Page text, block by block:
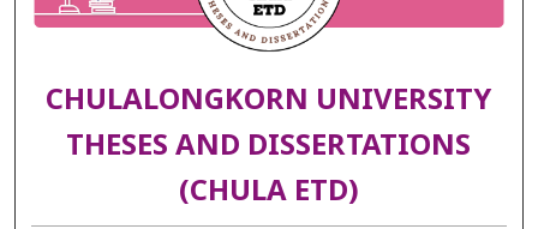
CHULALONGKORN UNIVERSITY
THESES AND DISSERTATIONS
(CHULA ETD)